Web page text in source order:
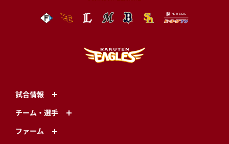
試合情報
チーム・選手
ファーム